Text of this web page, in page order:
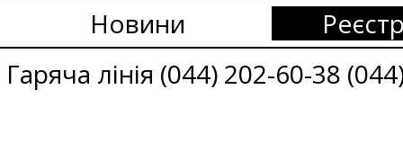
Новини
Гаряча лінія (044) 202-60-38